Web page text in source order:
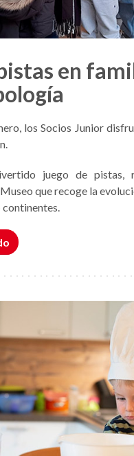
en
los Socios Junior
juego de pistas,
que recoge la